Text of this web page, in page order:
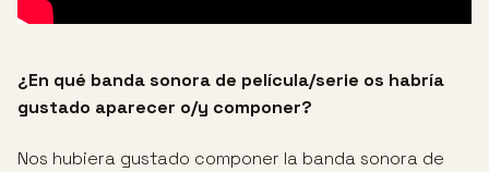
¿En qué banda sonora de película/serie os habría
gustado aparecer o/y componer?
Nos hubiera gustado componer la banda sonora de